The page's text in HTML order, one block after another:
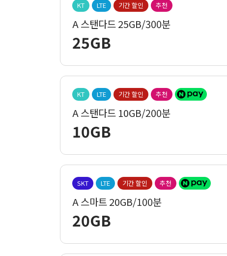
KT LTE 기간 할인 추천
A 스탠다드 25GB/300분
25GB
KT LTE 기간 할인 추천
A 스탠다드 10GB/200분
10GB
SKT LTE 기간 할인 추천
A 스마트 20GB/100분
20GB